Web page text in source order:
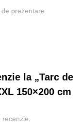
prezentare.
la „Tarc de
150×200 cm